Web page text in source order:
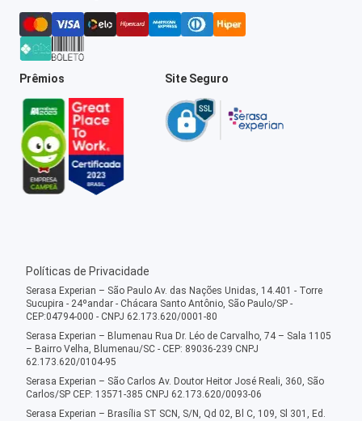
Prêmios Site Seguro
Políticas de Privacidade
Serasa Experian – São Paulo Av. das Nações Unidas, 14.401 - Torre
Sucupira - 24ºandar - Chácara Santo Antônio, São Paulo/SP -
CEP:04794-000 - CNPJ 62.173.620/0001-80
Serasa Experian – Blumenau Rua Dr. Léo de Carvalho, 74 – Sala 1105
– Bairro Velha, Blumenau/SC - CEP: 89036-239 CNPJ
62.173.620/0104-95
Serasa Experian – São Carlos Av. Doutor Heitor José Reali, 360, São
Carlos/SP CEP: 13571-385 CNPJ 62.173.620/0093-06
Serasa Experian – Brasília ST SCN, S/N, Qd 02, Bl C, 109, Sl 301, Ed.